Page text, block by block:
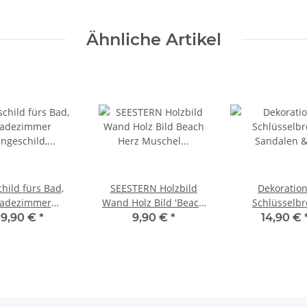
Ähnliche Artikel
fürs Bad,
Sandalen
9,90 € *
SEESTERN Holzbild
Wand Holz Bild 'Beach
Herz Muschel'
9,90 € *
Sandalen &
14,90 €